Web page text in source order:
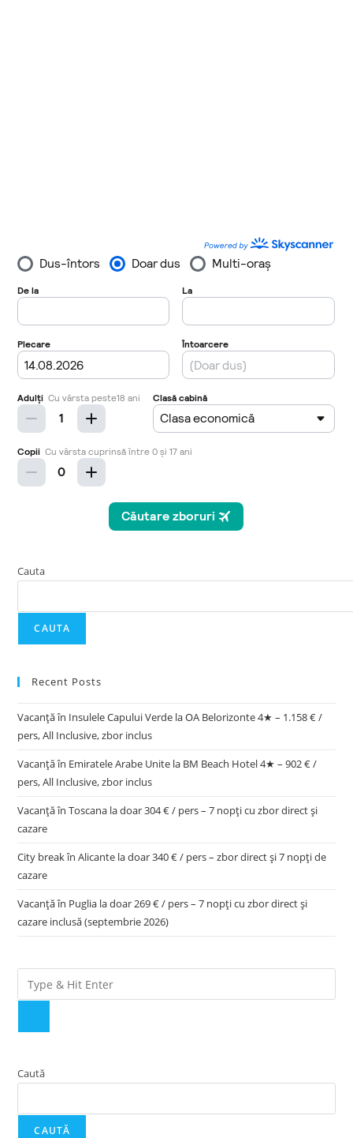
Cauta
CAUTA
Recent Posts
Vacanță în Insulele Capului Verde la OA Belorizonte 4★ – 1.158 € /
pers, All Inclusive, zbor inclus
Vacanță în Emiratele Arabe Unite la BM Beach Hotel 4★ – 902 € /
pers, All Inclusive, zbor inclus
Vacanță în Toscana la doar 304 € / pers – 7 nopți cu zbor direct și
cazare
City break în Alicante la doar 340 € / pers – zbor direct și 7 nopți de
cazare
Vacanță în Puglia la doar 269 € / pers – 7 nopți cu zbor direct și
cazare inclusă (septembrie 2026)
Caută
CAUTĂ